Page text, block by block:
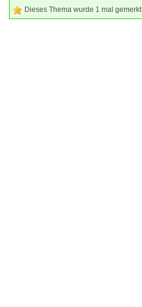
Dieses Thema wurde 1 mal gemerkt